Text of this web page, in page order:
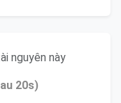
nguyên này
20s)